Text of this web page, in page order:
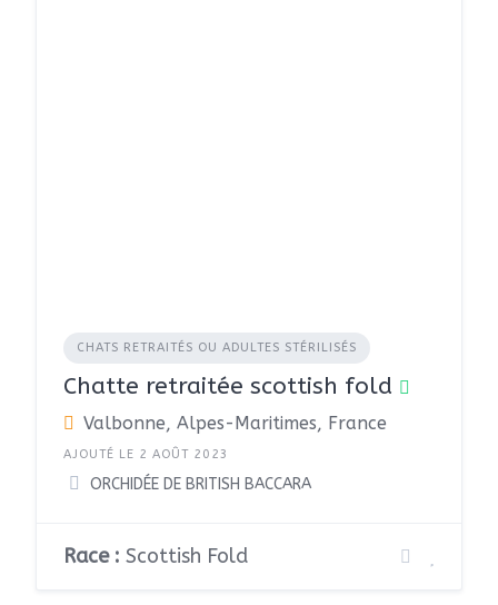
CHATS RETRAITÉS OU ADULTES STÉRILISÉS
Chatte retraitée scottish fold
Valbonne, Alpes-Maritimes, France
AJOUTÉ LE 2 AOÛT 2023
ORCHIDÉE DE BRITISH BACCARA
Race : Scottish Fold